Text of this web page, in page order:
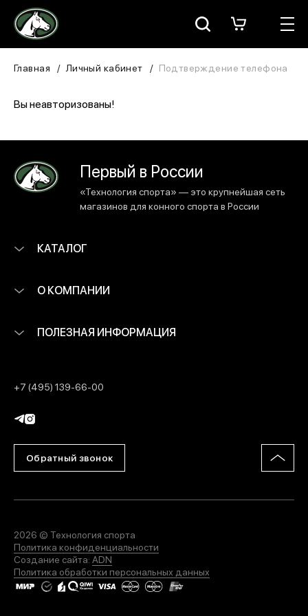
Москва
В конюшню
ЗООТОВАРЫ
ПОКУПАТЕЛЯМ
+7 (495) 139-66-00
обратный звонок
Главная Личный кабинет Подтверждение телефона
Вы неавторизованы!
Первый в России
«Технология спорта» — это крупнейшая сеть
магазинов для конного спорта в России
КАТАЛОГ
О КОМПАНИИ
ПОЛЕЗНАЯ ИНФОРМАЦИЯ
+7 (495) 139-66-00
Обратный звонок
2026 © Технология спорта
Политика конфиденциальности
Создание сайта: ADN
Политика обработки персональных данных